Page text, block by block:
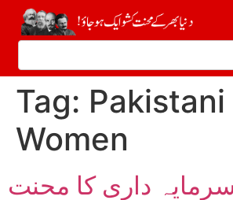
Tag: Pakistani
Women
داری کا محنت